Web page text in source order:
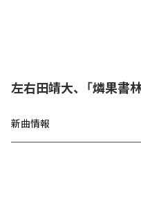
左右田靖大、「燐果書
新曲情報